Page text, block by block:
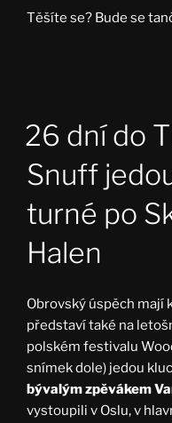
Těšíte se? Bude se
26 dní do
Snuff
turné po
Halen
Obrovský úspěch mají
představí také na
polském festivalu
snímek dole) jedou
bývalým zpěvákem
vystoupili v Oslu, v